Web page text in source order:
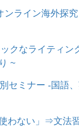
ンライン海外探
クなライティン
~
セミナー -国語
わない」⇒文法